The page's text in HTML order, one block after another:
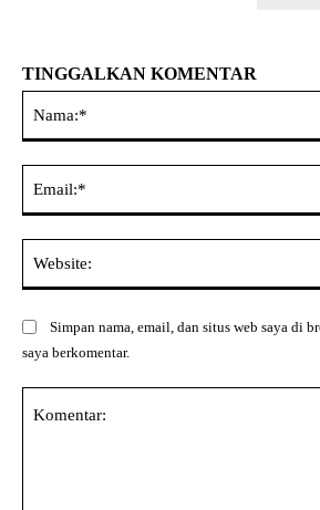
TINGGALKAN KOMENTAR
Simpan nama, email, dan situs web saya di
saya berkomentar.